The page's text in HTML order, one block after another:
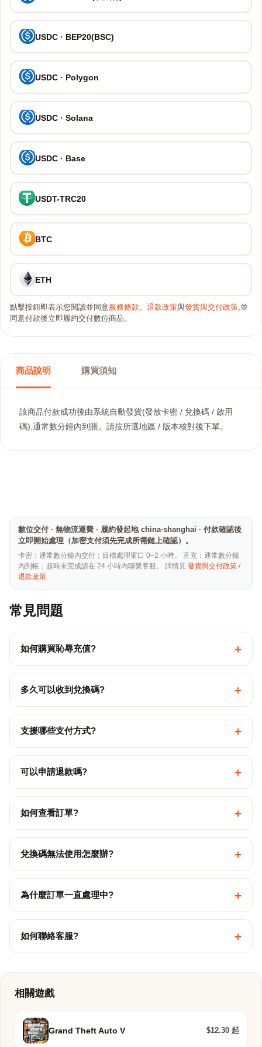
USDC · BEP20(BSC)
USDC · Polygon
USDC · Solana
USDC · Base
USDT-TRC20
BTC
ETH
點擊按鈕即表示您閱讀並同意服務條款、 退款政策與發貨與交付政策,並
同意付款後立即履約交付數位商品。
商品說明 購買須知
該商品付款成功後由系統自動發貨(發放卡密 / 兌換碼 / 啟用
碼),通常數分鐘內到賬。請按所選地區 / 版本核對後下單。
數位交付 · 無物流運費 · 履約發起地 china·shanghai · 付款確認後
立即開始處理（加密支付須先完成所需鏈上確認）。
卡密：通常數分鐘內交付；目標處理窗口 0–2 小時。 直充：通常數分鐘
內到帳；超時未完成請在 24 小時內聯繫客服。 詳情見 發貨與交付政策 /
退款政策
常見問題
如何購買恥辱充值? +
多久可以收到兌換碼? +
支援哪些支付方式? +
可以申請退款嗎? +
如何查看訂單? +
兌換碼無法使用怎麼辦? +
為什麼訂單一直處理中? +
如何聯絡客服? +
相關遊戲
Grand Theft Auto V $12.30 起